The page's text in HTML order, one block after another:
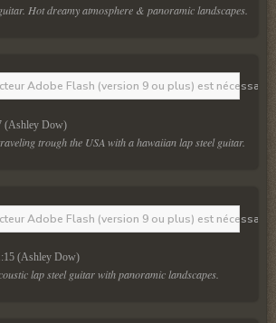
Hot dreamy atmosphere & panoramic landscapes.
Adobe Flash (version 9 ou plus) est
(Ashley Dow)
trough the USA with a hawaiian lap steel guitar.
Adobe Flash (version 9 ou plus) est
(Ashley Dow)
lap steel guitar with panoramic landscapes.